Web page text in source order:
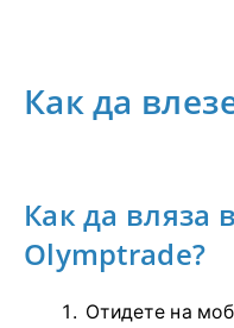
Как да
Как да вляза
Olymptrade?
Отидете на